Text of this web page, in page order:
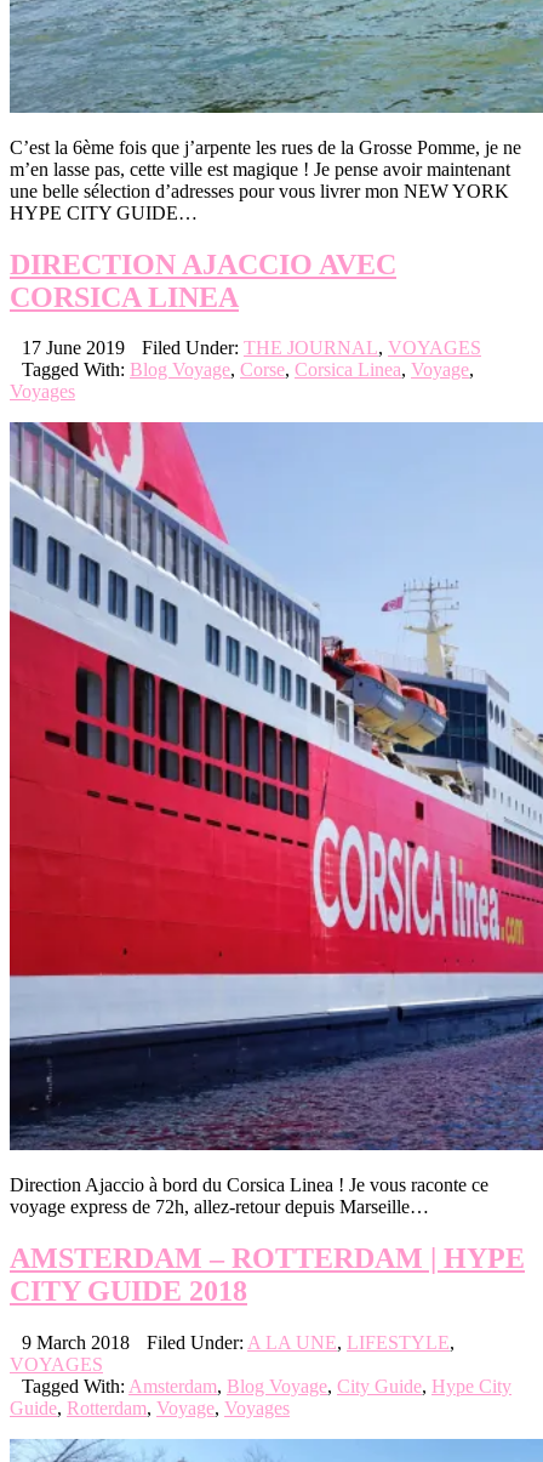
C’est la 6ème fois que j’arpente les rues de la Grosse Pomme, je ne
m’en lasse pas, cette ville est magique ! Je pense avoir maintenant
une belle sélection d’adresses pour vous livrer mon NEW YORK
HYPE CITY GUIDE…
DIRECTION AJACCIO AVEC
CORSICA LINEA
17 June 2019 Filed Under: THE JOURNAL, VOYAGES
Tagged With: Blog Voyage, Corse, Corsica Linea, Voyage,
Voyages
Direction Ajaccio à bord du Corsica Linea ! Je vous raconte ce
voyage express de 72h, allez-retour depuis Marseille…
AMSTERDAM – ROTTERDAM | HYPE
CITY GUIDE 2018
9 March 2018 Filed Under: A LA UNE, LIFESTYLE,
VOYAGES
Tagged With: Amsterdam, Blog Voyage, City Guide, Hype City
Guide, Rotterdam, Voyage, Voyages